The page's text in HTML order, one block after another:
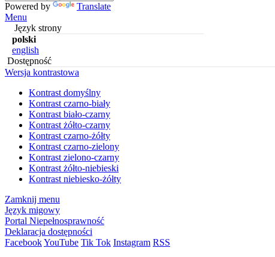
Powered by
Translate
Menu
Język strony
polski
english
Dostępność
Wersja kontrastowa
Kontrast domyślny
Kontrast czarno-biały
Kontrast biało-czarny
Kontrast żółto-czarny
Kontrast czarno-żółty
Kontrast czarno-zielony
Kontrast zielono-czarny
Kontrast żółto-niebieski
Kontrast niebiesko-żółty
Zamknij menu
Język migowy
Portal Niepełnosprawność
Deklaracja dostępności
FacebookYouTube Tik Tok Instagram RSS